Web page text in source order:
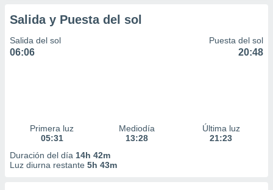
Salida y Puesta del sol
Salida del sol
06:06
Puesta del sol
20:48
Primera luz
05:31
Mediodía
13:28
Última luz
21:23
Duración del día 14h 42m
Luz diurna restante 5h 43m